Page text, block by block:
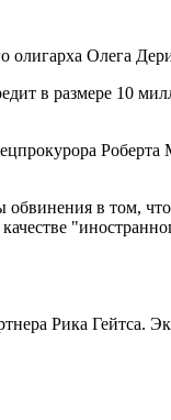
Олега
в размере 10
Роберта
в том,
Рика Гейтса.